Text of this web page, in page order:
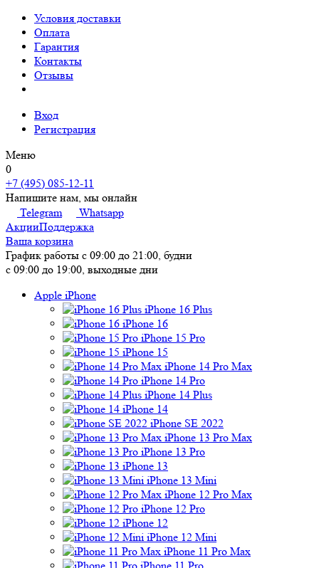
Условия доставки
Оплата
Гарантия
Контакты
Отзывы
Вход
Регистрация
Меню
0
+7 (495) 085-12-11
Напишите нам, мы онлайн
Telegram
Whatsapp
АкцииПоддержка
Ваша корзина
График работы с 09:00 до 21:00, будни
с 09:00 до 19:00, выходные дни
Apple iPhone
iPhone 16 Plus
iPhone 16
iPhone 15 Pro
iPhone 15
iPhone 14 Pro Max
iPhone 14 Pro
iPhone 14 Plus
iPhone 14
iPhone SE 2022
iPhone 13 Pro Max
iPhone 13 Pro
iPhone 13
iPhone 13 Mini
iPhone 12 Pro Max
iPhone 12 Pro
iPhone 12
iPhone 12 Mini
iPhone 11 Pro Max